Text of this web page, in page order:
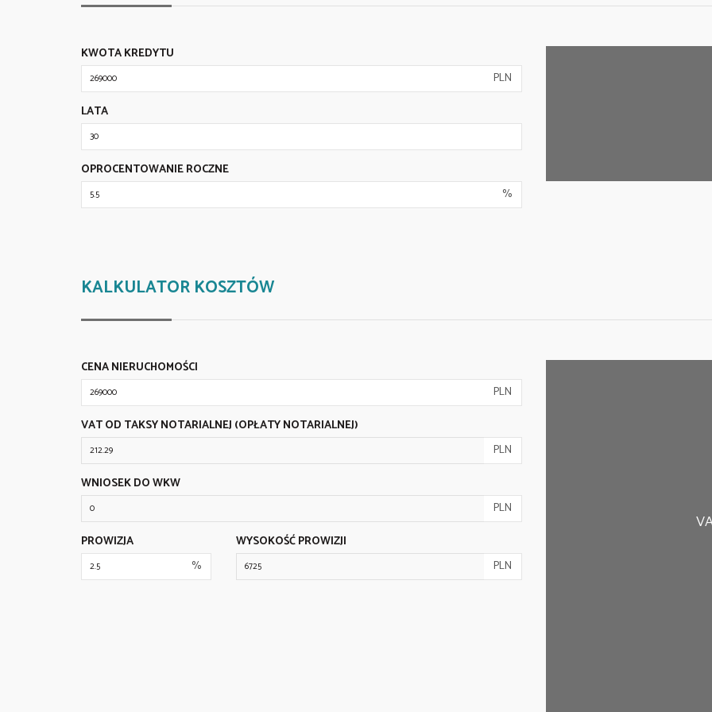
KWOTA KREDYTU
PLN
LATA
OPROCENTOWANIE ROCZNE
%
KALKULATOR KOSZTÓW
CENA NIERUCHOMOŚCI
PLN
VAT OD TAKSY NOTARIALNEJ (OPŁATY NOTARIALNEJ)
PLN
WNIOSEK DO WKW
PLN
PROWIZJA
%
WYSOKOŚĆ PROWIZJI
PLN